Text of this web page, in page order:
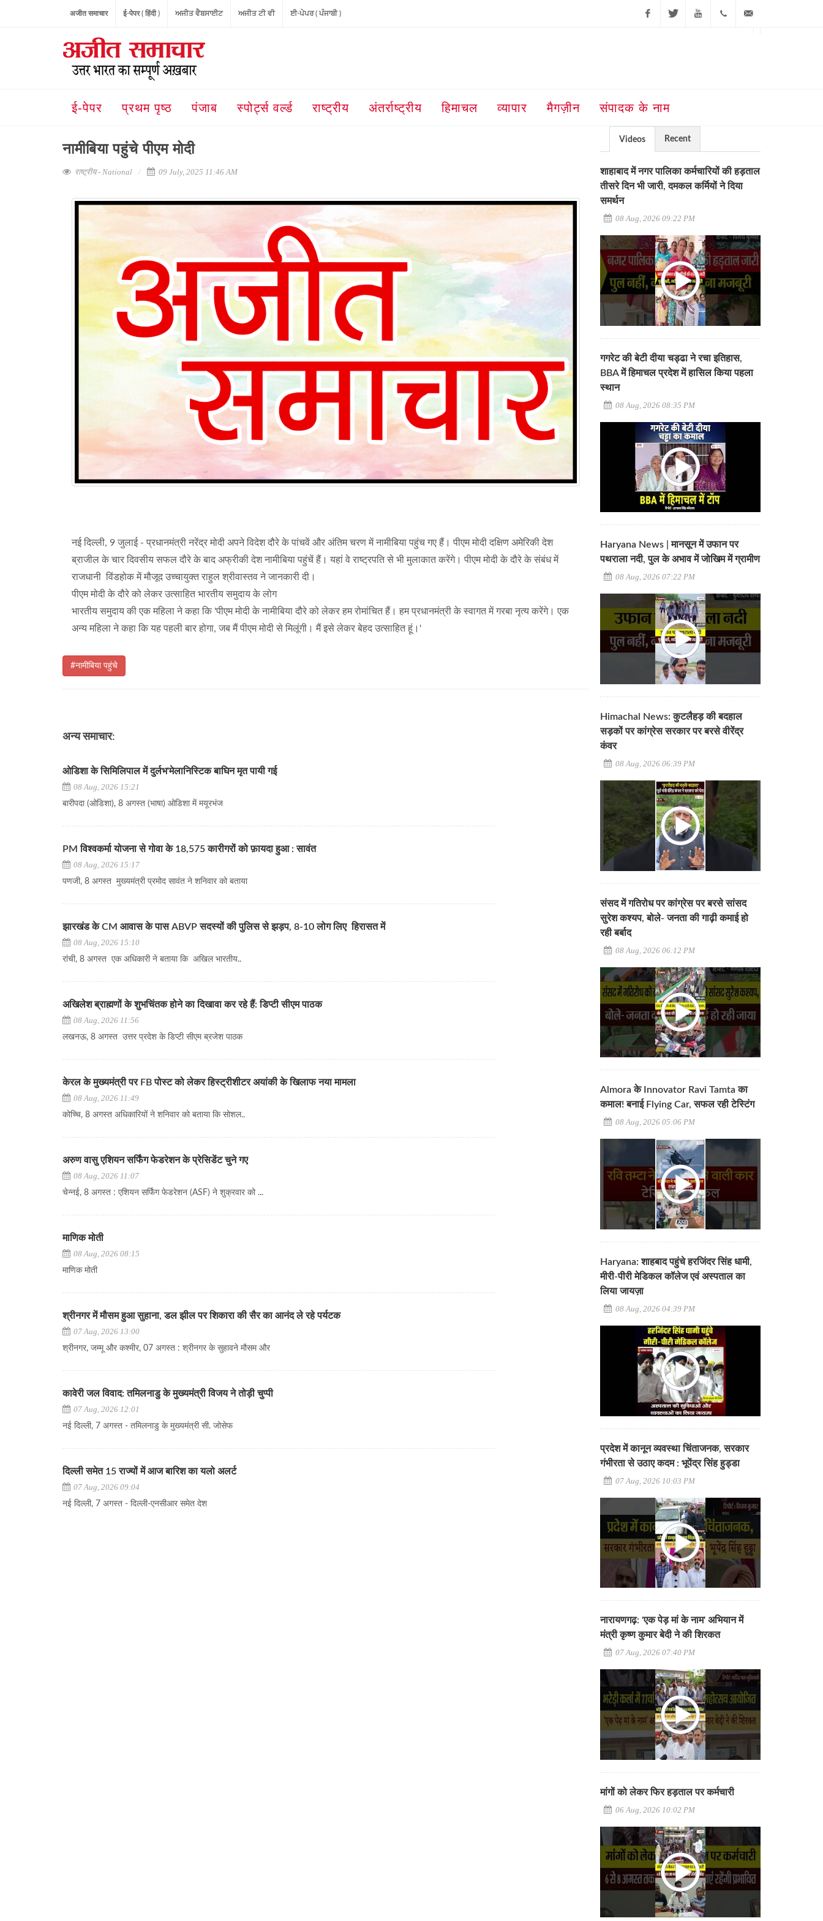
अजीत समाचार ई-पेपर ( हिंदी ) ਅਜੀਤ ਵੈਬਸਾਈਟ ਅਜੀਤ ਟੀ ਵੀ ਈ-ਪੇਪਰ ( ਪੰਜਾਬੀ )
ई-पेपर प्रथम पृष्ठ पंजाब स्पोर्ट्स वर्ल्ड राष्ट्रीय अंतर्राष्ट्रीय हिमाचल व्यापार मैगज़ीन संपादक के नाम
नामीबिया पहुंचे पीएम मोदी
राष्ट्रीय - National 09 July, 2025 11:46 AM
नई दिल्ली, 9 जुलाई - प्रधानमंत्री नरेंद्र मोदी अपने विदेश दौरे के पांचवें और अंतिम चरण में नामीबिया पहुंच गए हैं। पीएम मोदी दक्षिण अमेरिकी देश
ब्राजील के चार दिवसीय सफल दौरे के बाद अफ्रीकी देश नामीबिया पहुंचें हैं। यहां वे राष्ट्रपति से भी मुलाकात करेंगे। पीएम मोदी के दौरे के संबंध में
राजधानी विंडहोक में मौजूद उच्चायुक्त राहुल श्रीवास्तव ने जानकारी दी।
पीएम मोदी के दौरे को लेकर उत्साहित भारतीय समुदाय के लोग
भारतीय समुदाय की एक महिला ने कहा कि 'पीएम मोदी के नामीबिया दौरे को लेकर हम रोमांचित हैं। हम प्रधानमंत्री के स्वागत में गरबा नृत्य करेंगे। एक
अन्य महिला ने कहा कि यह पहली बार होगा, जब मैं पीएम मोदी से मिलूंगी। मैं इसे लेकर बेहद उत्साहित हूं।'
#नामीबिया पहुंचे
अन्य समाचार:
ओडिशा के सिमिलिपाल में दुर्लभ'मेलानिस्टिक बाघिन मृत पायी गई
08 Aug, 2026 15:21
बारीपदा (ओडिशा), 8 अगस्त (भाषा) ओडिशा में मयूरभंज
PM विश्वकर्मा योजना से गोवा के 18,575 कारीगरों को फ़ायदा हुआ : सावंत
08 Aug, 2026 15:17
पणजी, 8 अगस्त मुख्यमंत्री प्रमोद सावंत ने शनिवार को बताया
झारखंड के CM आवास के पास ABVP सदस्यों की पुलिस से झड़प, 8-10 लोग लिए हिरासत में
08 Aug, 2026 15:10
रांची, 8 अगस्त एक अधिकारी ने बताया कि अखिल भारतीय..
अखिलेश ब्राह्मणों के शुभचिंतक होने का दिखावा कर रहे हैं: डिप्टी सीएम पाठक
08 Aug, 2026 11:56
लखनऊ, 8 अगस्त उत्तर प्रदेश के डिप्टी सीएम ब्रजेश पाठक
केरल के मुख्यमंत्री पर FB पोस्ट को लेकर हिस्ट्रीशीटर अयांकी के खिलाफ नया मामला
08 Aug, 2026 11:49
कोच्चि, 8 अगस्त अधिकारियों ने शनिवार को बताया कि सोशल..
अरुण वासु एशियन सर्फिंग फेडरेशन के प्रेसिडेंट चुने गए
08 Aug, 2026 11:07
चेन्नई, 8 अगस्त : एशियन सर्फिंग फेडरेशन (ASF) ने शुक्रवार को ...
माणिक मोती
08 Aug, 2026 08:15
माणिक मोती
श्रीनगर में मौसम हुआ सुहाना, डल झील पर शिकारा की सैर का आनंद ले रहे पर्यटक
07 Aug, 2026 13:00
श्रीनगर, जम्मू और कश्मीर, 07 अगस्त : श्रीनगर के सुहावने मौसम और
कावेरी जल विवाद: तमिलनाडु के मुख्यमंत्री विजय ने तोड़ी चुप्पी
07 Aug, 2026 12:01
नई दिल्ली, 7 अगस्त - तमिलनाडु के मुख्यमंत्री सी. जोसेफ
दिल्ली समेत 15 राज्यों में आज बारिश का यलो अलर्ट
07 Aug, 2026 09:04
नई दिल्ली, 7 अगस्त - दिल्ली-एनसीआर समेत देश
Videos Recent
शाहाबाद में नगर पालिका कर्मचारियों की हड़ताल
तीसरे दिन भी जारी, दमकल कर्मियों ने दिया
समर्थन
08 Aug, 2026 09:22 PM
गगरेट की बेटी दीया चड्ढा ने रचा इतिहास,
BBA में हिमाचल प्रदेश में हासिल किया पहला
स्थान
08 Aug, 2026 08:35 PM
Haryana News | मानसून में उफान पर
पथराला नदी, पुल के अभाव में जोखिम में ग्रामीण
08 Aug, 2026 07:22 PM
Himachal News: कुटलैहड़ की बदहाल
सड़कों पर कांग्रेस सरकार पर बरसे वीरेंद्र
कंवर
08 Aug, 2026 06:39 PM
संसद में गतिरोध पर कांग्रेस पर बरसे सांसद
सुरेश कश्यप, बोले- जनता की गाढ़ी कमाई हो
रही बर्बाद
08 Aug, 2026 06:12 PM
Almora के Innovator Ravi Tamta का
कमाल! बनाई Flying Car, सफल रही टेस्टिंग
08 Aug, 2026 05:06 PM
Haryana: शाहबाद पहुंचे हरजिंदर सिंह धामी,
मीरी-पीरी मेडिकल कॉलेज एवं अस्पताल का
लिया जायज़ा
08 Aug, 2026 04:39 PM
प्रदेश में कानून व्यवस्था चिंताजनक, सरकार
गंभीरता से उठाए कदम : भूपेंद्र सिंह हुड्डा
07 Aug, 2026 10:03 PM
नारायणगढ़: 'एक पेड़ मां के नाम' अभियान में
मंत्री कृष्ण कुमार बेदी ने की शिरकत
07 Aug, 2026 07:40 PM
मांगों को लेकर फिर हड़ताल पर कर्मचारी
06 Aug, 2026 10:02 PM